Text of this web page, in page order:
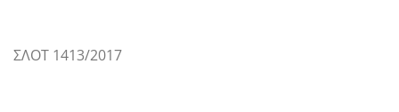
ΣΛΟΤ 1413/2017